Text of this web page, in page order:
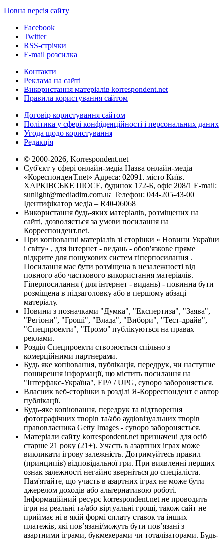
Повна версія сайту
Facebook
Twitter
RSS-стрічки
E-mail розсилка
Контакти
Реклама на сайті
Використання матеріалів korrespondent.net
Правила користування сайтом
Договір користування сайтом
Політика у сфері конфіденційності і персональних даних
Угода щодо користування
Редакція
© 2000-2026, Korrespondent.net
Суб'єкт у сфері онлайн-медіа Назва онлайн-медіа –
«КореспонденТ.net» Адреса: 02091, місто Київ,
ХАРКІВСЬКЕ ШОСЕ, будинок 172-Б, офіс 208/1 E-mail:
sunlight@mediadim.com.ua Телефон: 044-205-43-00
Ідентифікатор медіа – R40-06068
Використання будь-яких матеріалів, розміщених на
сайті, дозволяється за умови посилання на
Корреспондент.net.
При копіюванні матеріалів зі сторінки « Новини України
і світу» , для інтернет - видань - обов'язкове пряме
відкрите для пошукових систем гіперпосилання .
Посилання має бути розміщена в незалежності від
повного або часткового використання матеріалів.
Гіперпосилання ( для інтернет - видань) - повинна бути
розміщена в підзаголовку або в першому абзаці
матеріалу.
Новини з позначками "Думка", "Експертиза", "Заява",
"Регіони", "Гроші", "Влада", "Вибори", "Тест-драйв",
"Спецпроекти", "Промо" публікуються на правах
реклами.
Розділ Спецпроекти створюється спільно з
комерційними партнерами.
Будь яке копіювання, публікація, передрук, чи наступне
поширення інформації, що містить посилання на
"Інтерфакс-Україна", EPA / UPG, суворо забороняється.
Власник веб-сторінки в розділі Я-Корреспондент є автор
публікації.
Будь-яке копіювання, передрук та відтворення
фотографічних творів та/або аудіовізуальних творів
правовласника Getty Images - суворо забороняється.
Матеріали сайту korrespondent.net призначені для осіб
старше 21 року (21+). Участь в азартних іграх може
викликати ігрову залежність. Дотримуйтесь правил
(принципів) відповідальної гри. При виявленні перших
ознак залежності негайно зверніться до спеціаліста.
Пам'ятайте, що участь в азартних іграх не може бути
джерелом доходів або альтернативою роботі.
Інформаційний ресурс korrespondent.net не проводить
ігри на реальні та/або віртуальні гроші, також сайт не
приймає ні в якій формі оплату ставок та інших
платежів, які пов’язані/можуть бути пов’язані з
азартними іграми, букмекерами чи тоталізаторами. Будь-